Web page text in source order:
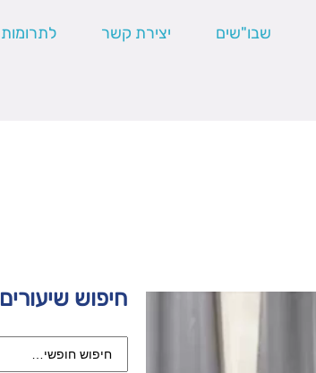
שבו"שים יצירת קשר לתרומות
חיפוש שיעורים